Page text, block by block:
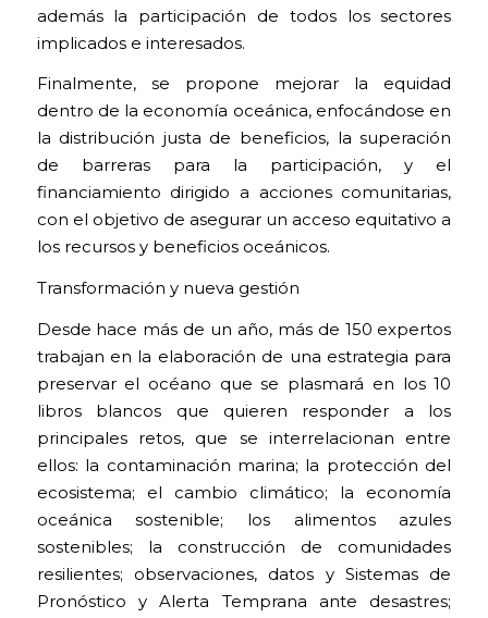
además la participación de todos los sectores
implicados e interesados.
Finalmente, se propone mejorar la equidad
dentro de la economía oceánica, enfocándose en
la distribución justa de beneficios, la superación
de barreras para la participación, y el
financiamiento dirigido a acciones comunitarias,
con el objetivo de asegurar un acceso equitativo a
los recursos y beneficios oceánicos.
Transformación y nueva gestión
Desde hace más de un año, más de 150 expertos
trabajan en la elaboración de una estrategia para
preservar el océano que se plasmará en los 10
libros blancos que quieren responder a los
principales retos, que se interrelacionan entre
ellos: la contaminación marina; la protección del
ecosistema; el cambio climático; la economía
oceánica sostenible; los alimentos azules
sostenibles; la construcción de comunidades
resilientes; observaciones, datos y Sistemas de
Pronóstico y Alerta Temprana ante desastres;